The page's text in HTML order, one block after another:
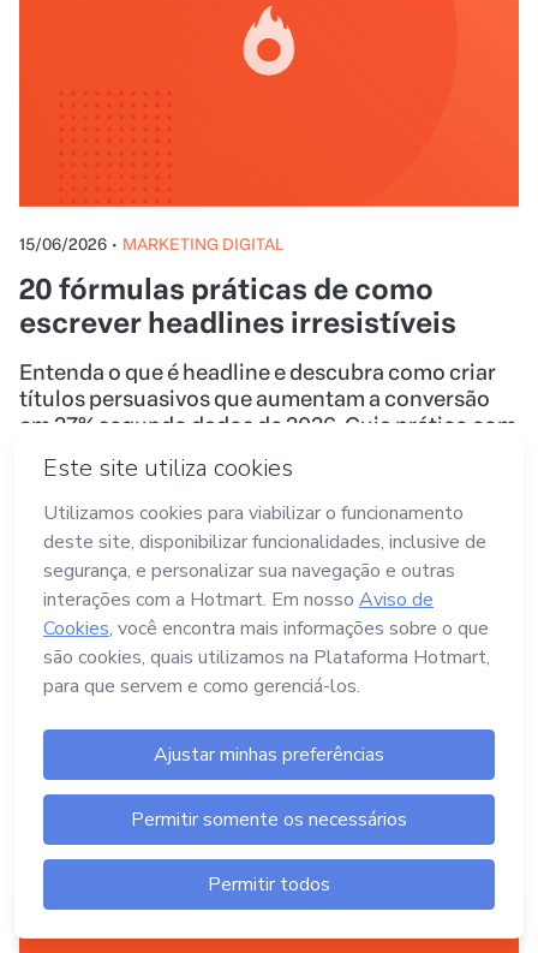
15/06/2026 • MARKETING DIGITAL
20 fórmulas práticas de como
escrever headlines irresistíveis
Entenda o que é headline e descubra como criar
títulos persuasivos que aumentam a conversão
em 27% segundo dados de 2026. Guia prático com
exemplos adaptados.
primeiro produto digital!
Aperte aquipra criar um produto digital